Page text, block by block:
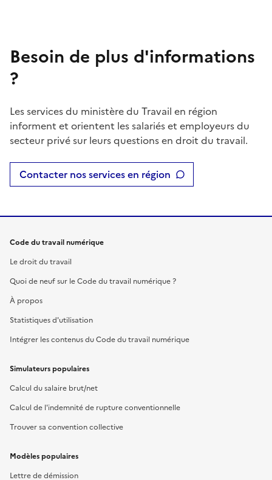
Besoin de plus d'informations
?
Les services du ministère du Travail en région
informent et orientent les salariés et employeurs du
secteur privé sur leurs questions en droit du travail.
Contacter nos services en région
Code du travail numérique
Le droit du travail
Quoi de neuf sur le Code du travail numérique ?
À propos
Statistiques d'utilisation
Intégrer les contenus du Code du travail numérique
Simulateurs populaires
Calcul du salaire brut/net
Calcul de l'indemnité de rupture conventionnelle
Trouver sa convention collective
Modèles populaires
Lettre de démission